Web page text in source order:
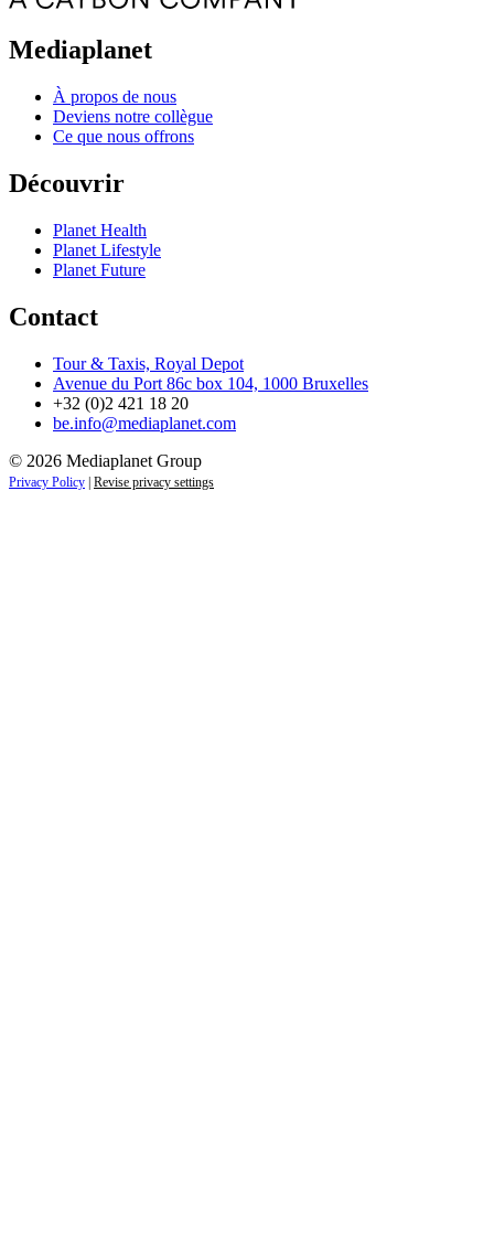
Mediaplanet
À propos de nous
Deviens notre collègue
Ce que nous offrons
Découvrir
Planet Health
Planet Lifestyle
Planet Future
Contact
Tour & Taxis, Royal Depot
Avenue du Port 86c box 104, 1000 Bruxelles
+32 (0)2 421 18 20
be.info@mediaplanet.com
© 2026 Mediaplanet Group
Privacy Policy | Revise privacy settings